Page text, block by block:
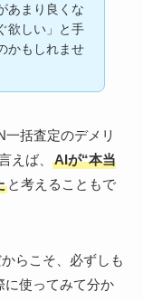
あまり良くな
欲しい」と手
かもしれませ
括査定のデメリ
えば、
AIが“本当
と考えることもで
らこそ、必ずしも
に使ってみて分か